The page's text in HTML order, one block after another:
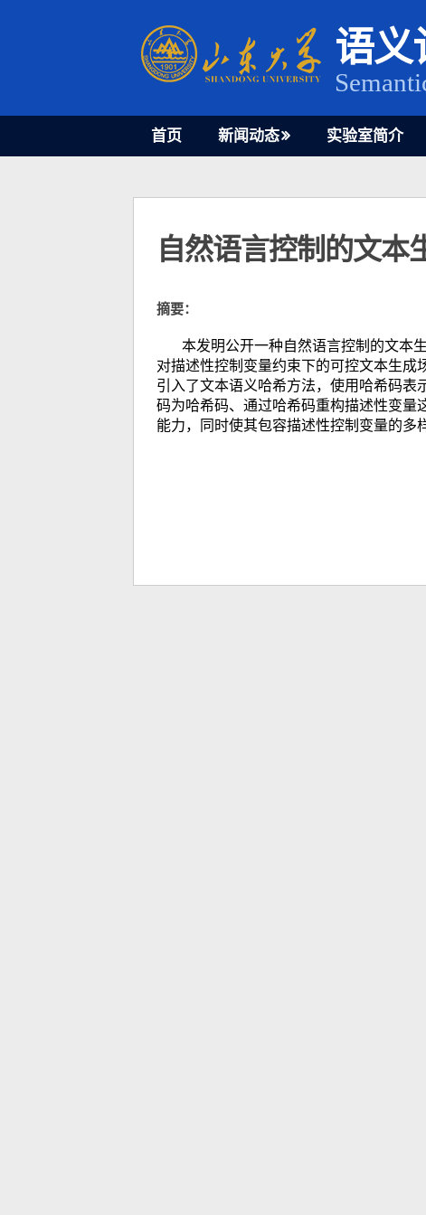
语义
首页 新闻动态 实验室简介
自然语言控制的文本
摘要：
本发明公开一种自然语言控制的文本
对描述性控制变量约束下的可控文本生成
引入了文本语义哈希方法，使用哈希码
码为哈希码、通过哈希码重构描述性变量
能力，同时使其包容描述性控制变量的多